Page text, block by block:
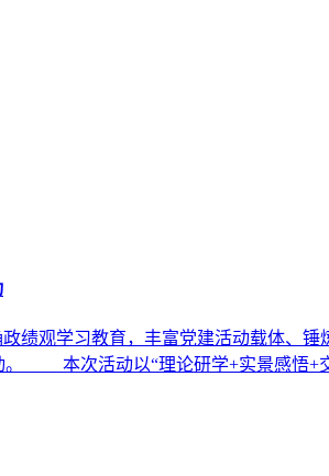
绩观学习教育，丰富党建活动载体、
。 本次活动以“理论研学+实景感悟+